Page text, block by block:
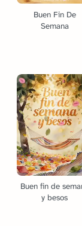
Buen Fin De
Semana
Buen fin de
y besos